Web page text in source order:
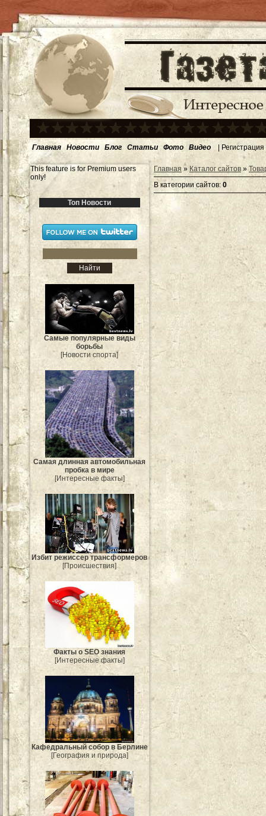
Главная Новости Блог Статьи Фото Видео | Регистрация
This feature is for Premium users
only!
Топ Новости
Самые популярные виды
борьбы
[Новости спорта]
Самая длинная автомобильная
пробка в мире
[Интересные факты]
Избит режиссер трансформеров
[Происшествия]
Факты о SEO знания
[Интересные факты]
Кафедральный собор в Берлине
[География и природа]
Главная » Каталог сайтов »
В категории сайтов: 0